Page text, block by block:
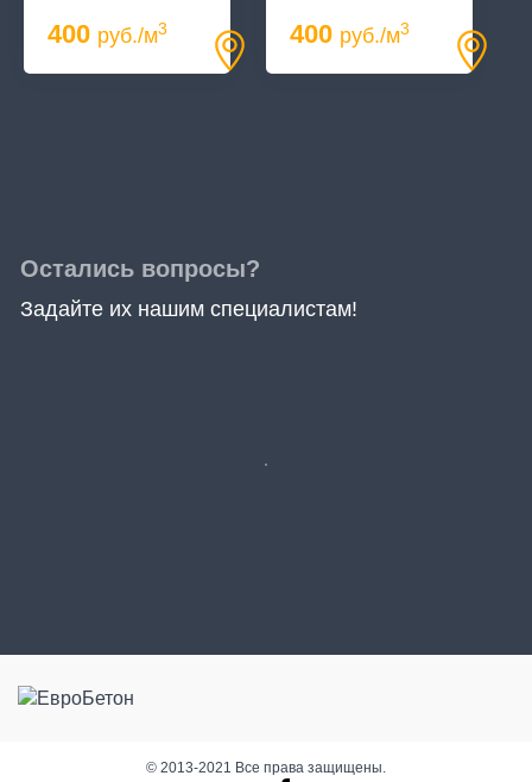
400 руб./м3 400 руб./м3
Остались вопросы?
Задайте их нашим специалистам!
© 2013-2021 Все права защищены.